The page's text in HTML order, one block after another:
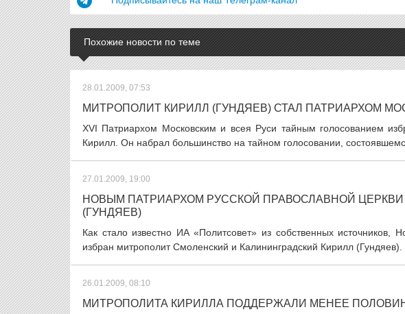
Похожие новости по теме
28.01.2009, 07:53
МИТРОПОЛИТ КИРИЛЛ (ГУНДЯЕВ) СТАЛ ПАТРИАРХОМ
XVI Патриархом Московским и всея Руси тайным голосованием
Кирилл. Он набрал большинство на тайном голосовании,
27.01.2009, 19:00
НОВЫМ ПАТРИАРХОМ РУССКОЙ ПРАВОСЛАВНОЙ
(ГУНДЯЕВ)
Как стало известно ИА «Политсовет» из собственных источников,
избран митрополит Смоленский и Калининградский Кирилл
26.01.2009, 08:10
МИТРОПОЛИТА КИРИЛЛА ПОДДЕРЖАЛИ МЕНЕЕ